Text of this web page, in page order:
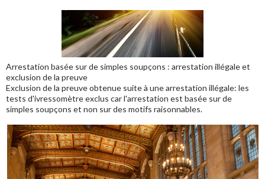
Arrestation basée sur de simples soupçons : arrestation illégale et
exclusion de la preuve
Exclusion de la preuve obtenue suite à une arrestation illégale: les
tests d'ivressomètre exclus car l'arrestation est basée sur de
simples soupçons et non sur des motifs raisonnables.